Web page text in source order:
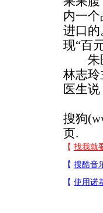
内一
进口的
现“百
朱医
林志玲
医生
搜狗(
页.